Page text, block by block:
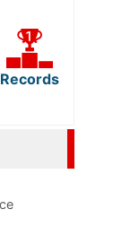
Records